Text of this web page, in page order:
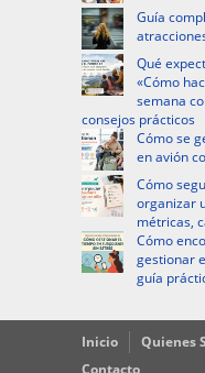
Guía
Qué
«Cómo
semana
consejos prácticos
Cómo se
en avión
Cómo
organizar
métricas,
Cómo
gestionar
guía
Inicio Quienes
Contacto